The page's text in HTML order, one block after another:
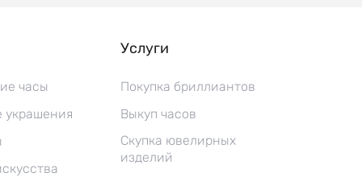
часы
Услуги
Покупка бриллиантов
Выкуп часов
Скупка ювелирных
изделий